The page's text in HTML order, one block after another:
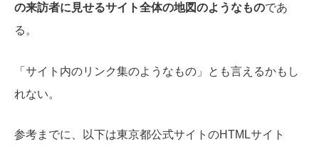
の来訪者に見せるサイト全体の地図のようなものであ
る。
「サイト内のリンク集のようなもの」とも言えるかもし
れない。
参考までに、以下は東京都公式サイトのHTMLサイト